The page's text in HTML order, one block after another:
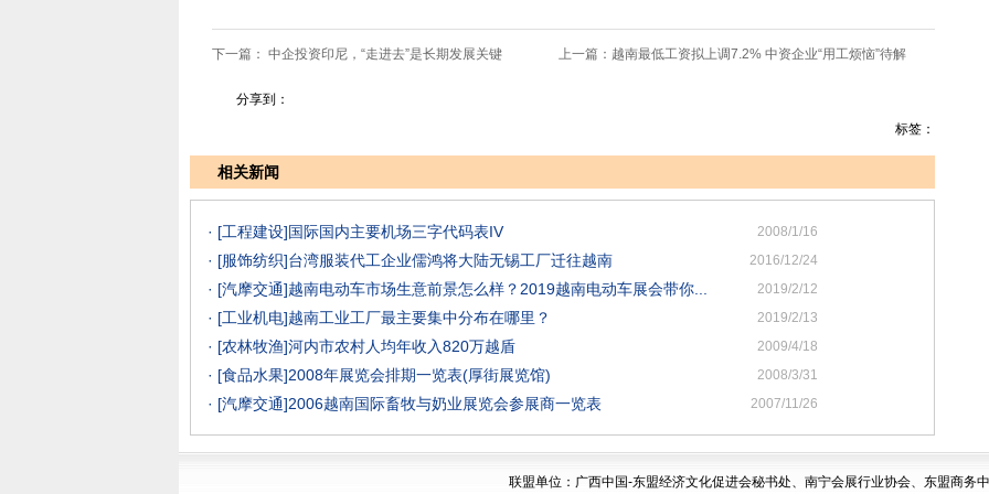
下一篇： 中企投资印尼，“走进去”是长期发展关键 上一篇： 越南最低工资拟上调7.2% 中资企业“用工烦恼”待解
分享到：
标签：
相关新闻
· [工程建设]国际国内主要机场三字代码表IV 2008/1/16
· [服饰纺织]台湾服装代工企业儒鸿将大陆无锡工厂迁往越南 2016/12/24
· [汽摩交通]越南电动车市场生意前景怎么样？2019越南电动车展会带你... 2019/2/12
· [工业机电]越南工业工厂最主要集中分布在哪里？ 2019/2/13
· [农林牧渔]河内市农村人均年收入820万越盾 2009/4/18
· [食品水果]2008年展览会排期一览表(厚街展览馆) 2008/3/31
· [汽摩交通]2006越南国际畜牧与奶业展览会参展商一览表 2007/11/26
联盟单位：广西中国-东盟经济文化促进会秘书处、南宁会展行业协会、东盟商务